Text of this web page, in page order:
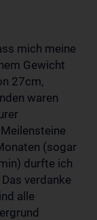
mich meine
Gewicht
27cm,
waren
(sogar
durfte ich
verdanke
alle